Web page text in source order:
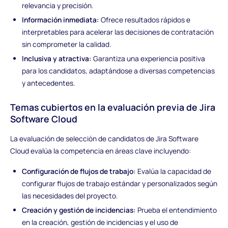
relevancia y precisión.
Información inmediata: Ofrece resultados rápidos e
interpretables para acelerar las decisiones de contratación
sin comprometer la calidad.
Inclusiva y atractiva: Garantiza una experiencia positiva
para los candidatos, adaptándose a diversas competencias
y antecedentes.
Temas cubiertos en la evaluación previa de Jira
Software Cloud
La evaluación de selección de candidatos de Jira Software
Cloud evalúa la competencia en áreas clave incluyendo:
Configuración de flujos de trabajo: Evalúa la capacidad de
configurar flujos de trabajo estándar y personalizados según
las necesidades del proyecto.
Creación y gestión de incidencias: Prueba el entendimiento
en la creación, gestión de incidencias y el uso de